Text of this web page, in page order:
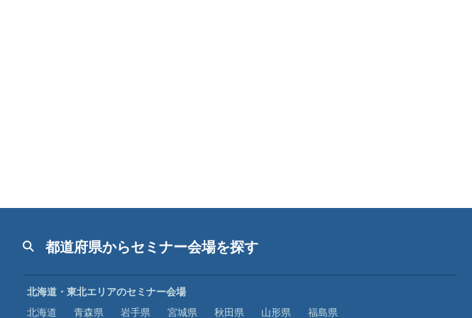
都道府県からセミナー会場を探す
北海道・東北エリアのセミナー会場
北海道
青森県 岩手県 宮城県 秋田県 山形県 福島県